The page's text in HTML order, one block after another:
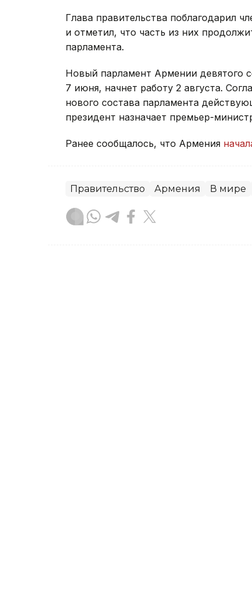
Глава правительства поблагодарил
и отметил, что часть из них
парламента.
Новый парламент Армении девятого
7 июня, начнет работу 2 августа.
нового состава парламента
президент назначает премьер-
Ранее сообщалось, что Армения
Правительство Армения В мире